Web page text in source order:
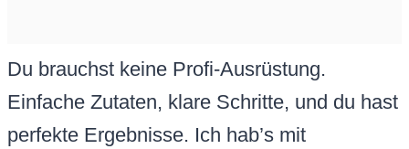
Du brauchst keine Profi-Ausrüstung.
Einfache Zutaten, klare Schritte, und du hast
perfekte Ergebnisse. Ich hab’s mit